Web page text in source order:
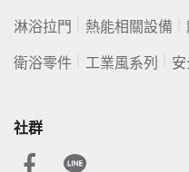
淋浴拉門 熱能相關設備
衛浴零件 工業風系列 安
社群